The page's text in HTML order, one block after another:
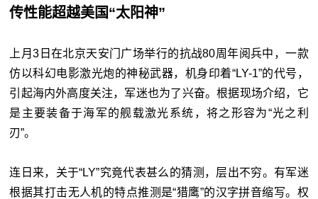
传性能超越美国“太阳神”
上月3日在北京天安门广场举行的抗战80周年阅兵中，一款
仿以科幻电影激光炮的神秘武器，机身印着“LY-1”的代号，
引起海内外高度关注，军迷也为了兴奋。根据现场介绍，它
是主要装备于海军的舰载激光系统，将之形容为“光之利
刃”。
连日来，关于“LY”究竟代表甚么的猜测，层出不穷。有军迷
根据其打击无人机的特点推测是“猎鹰”的汉字拼音缩写。权